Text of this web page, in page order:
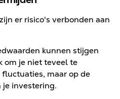
er risico's verbonden aan
kunnen stijgen
om je niet teveel te
maar op de
investering.